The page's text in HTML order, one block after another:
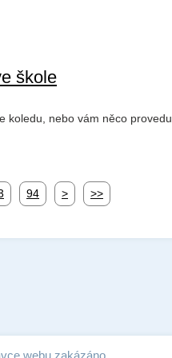
škole
koledu, nebo vám něco provedu.
94 > >>
webu zakázáno.